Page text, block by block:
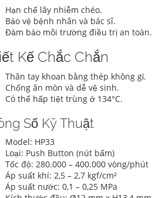
Hạn chế lây nhiễm chéo.
Bảo vệ bệnh nhân và bác sĩ.
Đảm bảo môi trường điều trị an toàn.
Kế Chắc Chắn
Thân tay khoan bằng thép không gỉ.
Chống ăn mòn và dễ vệ sinh.
Có thể hấp tiệt trùng ở 134°C.
Số Kỹ Thuật
Model: HP33
Loại: Push Button (nút bấm)
Tốc độ: 280.000 – 400.000 vòng/phút
Áp suất khí: 2,5 – 2,7 kgf/cm²
Áp suất nước: 0,1 – 0,25 MPa